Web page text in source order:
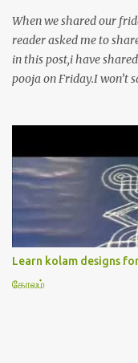
When we shared our
reader asked me to
in this post,i have
pooja on Friday.I won’t
Lakshmi poojai with
stotram/slokas along
in Tamil.I have tried my
u will find it helpful.I
book “ Jayamangala
upachara pooja
this pictures in your
Learn kolam designs
கோலம்